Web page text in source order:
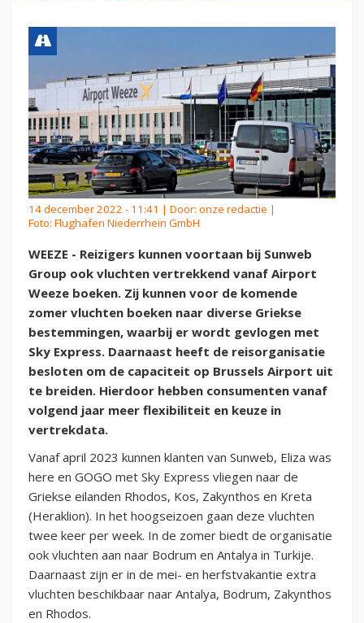
14 december 2022 - 11:41 | Door: onze redactie |
Foto: Flughafen Niederrhein GmbH
WEEZE - Reizigers kunnen voortaan bij Sunweb
Group ook vluchten vertrekkend vanaf Airport
Weeze boeken. Zij kunnen voor de komende
zomer vluchten boeken naar diverse Griekse
bestemmingen, waarbij er wordt gevlogen met
Sky Express. Daarnaast heeft de reisorganisatie
besloten om de capaciteit op Brussels Airport uit
te breiden. Hierdoor hebben consumenten vanaf
volgend jaar meer flexibiliteit en keuze in
vertrekdata.
Vanaf april 2023 kunnen klanten van Sunweb, Eliza was
here en GOGO met Sky Express vliegen naar de
Griekse eilanden Rhodos, Kos, Zakynthos en Kreta
(Heraklion). In het hoogseizoen gaan deze vluchten
twee keer per week. In de zomer biedt de organisatie
ook vluchten aan naar Bodrum en Antalya in Turkije.
Daarnaast zijn er in de mei- en herfstvakantie extra
vluchten beschikbaar naar Antalya, Bodrum, Zakynthos
en Rhodos.